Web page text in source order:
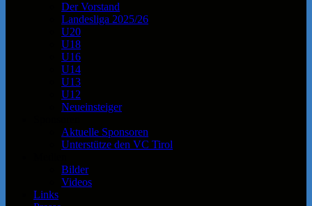
Der Vorstand
Landesliga 2025/26
U20
U18
U16
U14
U13
U12
Neueinsteiger
Aktuelle Sponsoren
Unterstütze den VC Tirol
Bilder
Videos
Links